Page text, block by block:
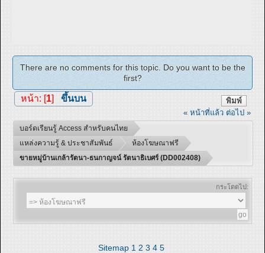
There are no comments for this topic. Do you want to be the
first?
พิมพ์
หน้า: [ 1] ขึ้นบน
« หน้าที่แล้ว ต่อไป »
บอร์ดเรียนรู้ Access สำหรับคนไทย
แหล่งความรู้ & ประชาสัมพันธ์
ห้องโฆษณาฟรี
ขายหมู่บ้านเกล้ารัตนา-ธนกาญจน์ รัตนาธิเบศร์ (DD002408)
กระโดดไป:
Sitemap 1 2 3 4 5